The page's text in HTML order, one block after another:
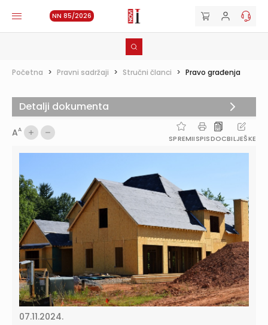
NN 85/2026
Početna > Pravni sadržaji > Stručni članci > Pravo građenja
AA
SPREMIISPISDOCBILJEŠKE
07.11.2024.
Detalji dokumenta